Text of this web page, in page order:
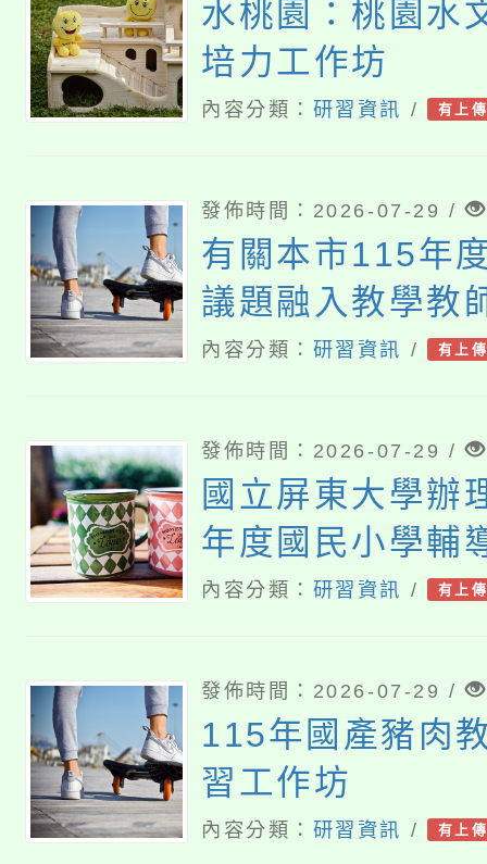
水桃園：桃園水
培力工作坊
內容分類： 研習資訊 / 有上
發佈時間：2026-07-29 /
有關本市115年
議題融入教學教
坊─「3Q達人生
各校派員參與，
內容分類： 研習資訊 / 有上
發佈時間：2026-07-29 /
國立屏東大學辦
年度國民小學輔
後教育學分班」
內容分類： 研習資訊 / 有上
發佈時間：2026-07-29 /
115年國產豬肉
習工作坊
內容分類： 研習資訊 / 有上